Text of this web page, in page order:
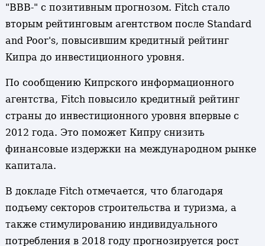
"BBB-" с позитивным прогнозом. Fitch стало
вторым рейтинговым агентством после Standard
and Poor's, повысившим кредитный рейтинг
Кипра до инвестиционного уровня.
По сообщению Кипрского информационного
агентства, Fitch повысило кредитный рейтинг
страны до инвестиционного уровня впервые с
2012 года. Это поможет Кипру снизить
финансовые издержки на международном рынке
капитала.
В докладе Fitch отмечается, что благодаря
подъему секторов строительства и туризма, а
также стимулированию индивидуального
потребления в 2018 году прогнозируется рост